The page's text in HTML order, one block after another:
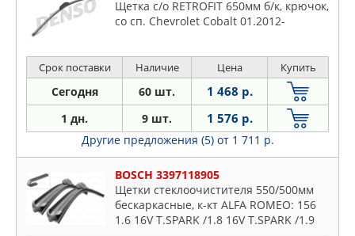
Щетка с/о RETROFIT 650мм б/к, крючок,
со сп. Chevrolet Cobalt 01.2012-
Срок поставки Наличие Цена Купить
Сегодня 60 шт. 1 468 р.
1 дн. 9 шт. 1 576 р.
Другие предложения (5) от 1 711 р.
BOSCH 3397118905
Щетки стеклоочистителя 550/500мм
бескаркасные, к-кт ALFA ROMEO: 156
1.6 16V T.SPARK /1.8 16V T.SPARK /1.9